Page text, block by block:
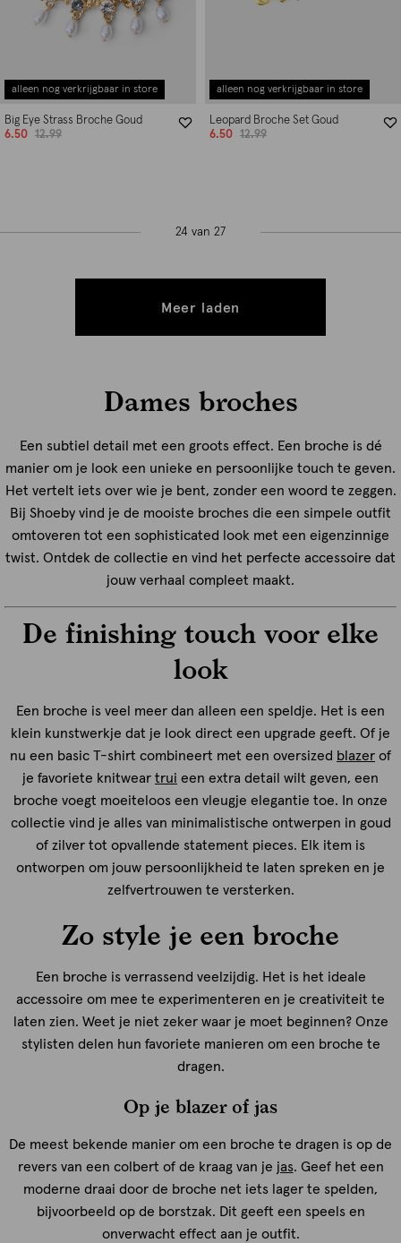
alleen nog verkrijgbaar in store
Big Eye Strass Broche Goud
6.50
12.99
alleen nog verkrijgbaar in store
Leopard Broche Set Goud
6.50
12.99
24 van 27
Meer laden
Dames broches
Een subtiel detail met een groots effect. Een broche is dé
manier om je look een unieke en persoonlijke touch te geven.
Het vertelt iets over wie je bent, zonder een woord te zeggen.
Bij Shoeby vind je de mooiste broches die een simpele outfit
omtoveren tot een sophisticated look met een eigenzinnige
twist. Ontdek de collectie en vind het perfecte accessoire dat
jouw verhaal compleet maakt.
De finishing touch voor elke
look
Een broche is veel meer dan alleen een speldje. Het is een
klein kunstwerkje dat je look direct een upgrade geeft. Of je
nu een basic T-shirt combineert met een oversized blazer of
je favoriete knitwear trui een extra detail wilt geven, een
broche voegt moeiteloos een vleugje elegantie toe. In onze
collectie vind je alles van minimalistische ontwerpen in goud
of zilver tot opvallende statement pieces. Elk item is
ontworpen om jouw persoonlijkheid te laten spreken en je
zelfvertrouwen te versterken.
Zo style je een broche
Een broche is verrassend veelzijdig. Het is het ideale
accessoire om mee te experimenteren en je creativiteit te
laten zien. Weet je niet zeker waar je moet beginnen? Onze
stylisten delen hun favoriete manieren om een broche te
dragen.
Op je blazer of jas
De meest bekende manier om een broche te dragen is op de
revers van een colbert of de kraag van je jas. Geef het een
moderne draai door de broche net iets lager te spelden,
bijvoorbeeld op de borstzak. Dit geeft een speels en
onverwacht effect aan je outfit.